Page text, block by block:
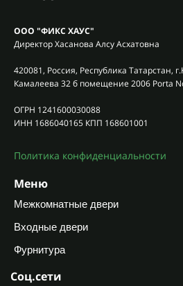
ООО "ФИКС ХАУС"
Директор Хасанова Алсу Асхатовна
420081, Россия, Республика Татарстан,
Камалеева 32 б помещение 2006 Porta
ОГРН 1241600030088
ИНН 1686040165 КПП 168601001
Политика конфиденциальности
Меню
Межкомнатные двери
Входные двери
Фурнитура
Соц.сети